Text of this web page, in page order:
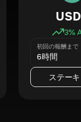
3%
初回の報酬まで
6時間
ステー